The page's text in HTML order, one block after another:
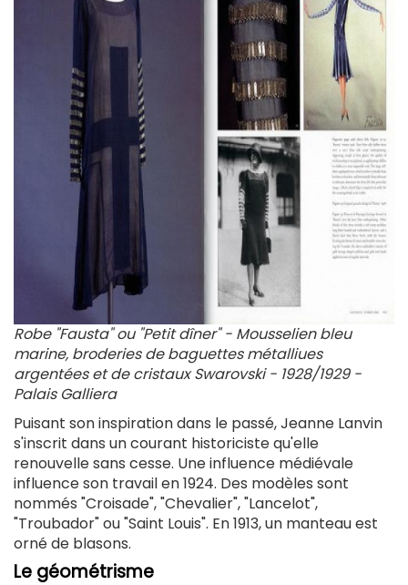
Robe "Fausta" ou "Petit dîner" - Mousselien bleu
marine, broderies de baguettes métalliues
argentées et de cristaux Swarovski - 1928/1929 -
Palais Galliera
Puisant son inspiration dans le passé, Jeanne Lanvin
s'inscrit dans un courant historiciste qu'elle
renouvelle sans cesse. Une influence médiévale
influence son travail en 1924. Des modèles sont
nommés "Croisade", "Chevalier", "Lancelot",
"Troubador" ou "Saint Louis". En 1913, un manteau est
orné de blasons.
Le géométrisme